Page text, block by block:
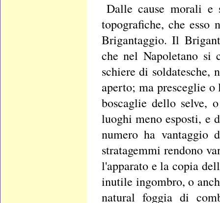
Dalle cause morali e
topografiche, che esso
Brigantaggio. Il
che nel Napoletano si
schiere di soldatesche,
aperto; ma presceglie
boscaglie dello selve,
luoghi meno esposti, e
numero ha vantaggio
stratagemmi rendono
l'apparato e la copia
inutile ingombro, o
natural foggia di